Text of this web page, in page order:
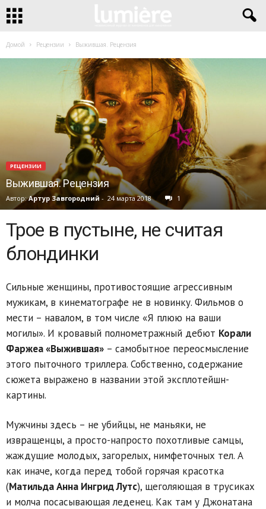
Домой Рецензии Выжившая. Рецензия
РЕЦЕНЗИИ
Выжившая. Рецензия
Автор:Артур Завгородний - 24 марта 2018 1
Трое в пустыне, не считая
блондинки
Сильные женщины, противостоящие агрессивным
мужикам, в кинематографе не в новинку. Фильмов о
мести – навалом, в том числе «Я плюю на ваши
могилы». И кровавый полнометражный дебют Корали
Фаржеа «Выжившая» – самобытное переосмысление
этого пыточного триллера. Собственно, содержание
сюжета выражено в названии этой эксплотейшн-
картины.
Мужчины здесь – не убийцы, не маньяки, не
извращенцы, а просто-напросто похотливые самцы,
жаждущие молодых, загорелых, нимфеточных тел. А
как иначе, когда перед тобой горячая красотка
(Матильда Анна Ингрид Лутс), щеголяющая в трусиках
и молча посасывающая леденец. Как там у Джонатана